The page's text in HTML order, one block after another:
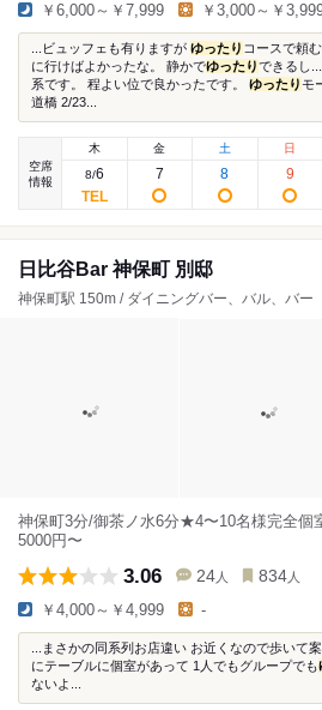
￥6,000～￥7,999 ￥3,000～￥
...ビュッフェも有りますが ゆったり コースで頼
に行けばよかったな。 静かでゆったりできるし
系です。 程よい位で良かったです。 ゆったりモ
道橋 2/23...
空席
情報
木
8/6
金
7
土
8
日
9
日比谷Bar 神保町 別邸
神保町駅 150m / ダイニングバー、バル、バー
神保町3分/御茶ノ水6分★4〜10名様完全個
5000円〜
3.06 24 人 834 人
￥4,000～￥4,999 -
...まさかの同系列お店違い お近くなので歩いて
にテーブルに個室があって 1人でもグループでも
ないよ...